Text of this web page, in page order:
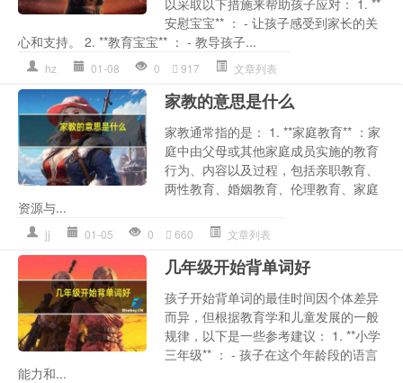
安慰宝宝** ： - 让孩子感受到家长的关
心和支持。 2. **教育宝宝** ： - 教导孩子...
hz 01-08 0 917 文章列表
家教的意思是什么
家教通常指的是： 1. **家庭教育** ：家
庭中由父母或其他家庭成员实施的教育
行为、内容以及过程，包括亲职教育、
两性教育、婚姻教育、伦理教育、家庭
资源与...
jj 01-05 0 660 文章列表
几年级开始背单词好
孩子开始背单词的最佳时间因个体差异
而异，但根据教育学和儿童发展的一般
规律，以下是一些参考建议： 1. **小学
三年级** ： - 孩子在这个年龄段的语言
能力和...